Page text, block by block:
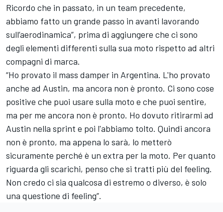
Ricordo che in passato, in un team precedente,
abbiamo fatto un grande passo in avanti lavorando
sull’aerodinamica”, prima di aggiungere che ci sono
degli elementi differenti sulla sua moto rispetto ad altri
compagni di marca.
“Ho provato il mass damper in Argentina. L'ho provato
anche ad Austin, ma ancora non è pronto. Ci sono cose
positive che puoi usare sulla moto e che puoi sentire,
ma per me ancora non è pronto. Ho dovuto ritirarmi ad
Austin nella sprint e poi l'abbiamo tolto. Quindi ancora
non è pronto, ma appena lo sarà, lo metterò
sicuramente perché è un extra per la moto. Per quanto
riguarda gli scarichi, penso che si tratti più del feeling.
Non credo ci sia qualcosa di estremo o diverso, è solo
una questione di feeling”.